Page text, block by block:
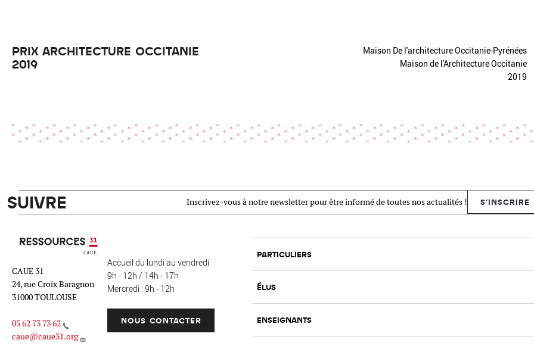
PRIX ARCHITECTURE OCCITANIE
2019
Maison De l'architecture Occitanie-Pyrénées
Maison de l'Architecture Occitanie
2019
SUIVRE Inscrivez-vous à notre newsletter pour être informé de toutes nos actualités ! S'INSCRIRE
Ressources 31
CAUE 31
24, rue Croix Baragnon
31000 TOULOUSE
05 62 73 73 62
caue@caue31.org
Accueil du lundi au vendredi
9h - 12h / 14h - 17h
Mercredi : 9h - 12h
NOUS CONTACTER
PARTICULIERS
ÉLUS
ENSEIGNANTS